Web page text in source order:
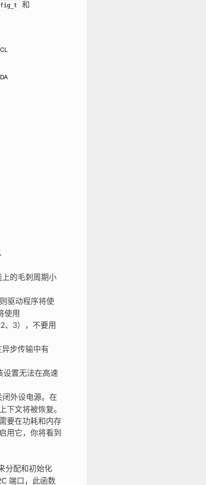
和
的毛刺周期小
驱动程序将使
使用
、3），不要用
步传输中有
设置无法在高速
外设电源。在
下文将被恢复。
要在功耗和内存
用它，你将看到
分配和初始化
端口，此函数